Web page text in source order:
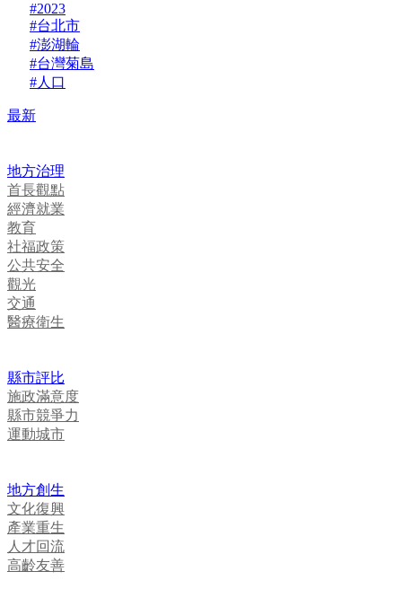
#2023
#台北市
#澎湖輪
#台灣菊島
#人口
最新
地方治理
首長觀點
經濟就業
教育
社福政策
公共安全
觀光
交通
醫療衛生
縣市評比
施政滿意度
縣市競爭力
運動城市
地方創生
文化復興
產業重生
人才回流
高齡友善